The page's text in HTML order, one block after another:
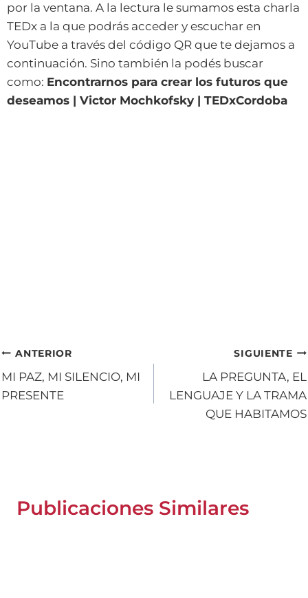
por la ventana. A la lectura le sumamos esta charla
TEDx a la que podrás acceder y escuchar en
YouTube a través del código QR que te dejamos a
continuación. Sino también la podés buscar
como: Encontrarnos para crear los futuros que
deseamos | Victor Mochkofsky | TEDxCordoba
Navegación
de
ANTERIOR
MI PAZ, MI SILENCIO, MI
PRESENTE
SIGUIENTE
LA PREGUNTA, EL
LENGUAJE Y LA TRAMA
QUE HABITAMOS
Publicaciones Similares